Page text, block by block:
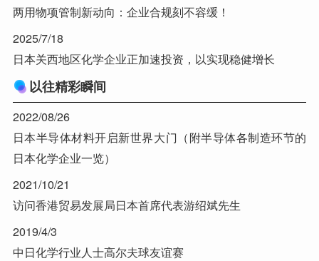
两用物项管制新动向：企业合规刻不容缓！
2025/7/18
日本关西地区化学企业正加速投资，以实现稳健增长
以往精彩瞬间
2022/08/26
日本半导体材料开启新世界大门（附半导体各制造环节的
日本化学企业一览）
2021/10/21
访问香港贸易发展局日本首席代表游绍斌先生
2019/4/3
中日化学行业人士高尔夫球友谊赛